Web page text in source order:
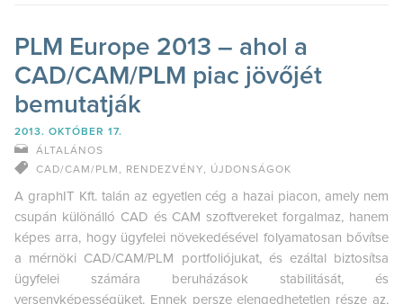
PLM Europe 2013 – ahol a
CAD/CAM/PLM piac jövőjét
bemutatják
2013. OKTÓBER 17.
ÁLTALÁNOS
CAD/CAM/PLM , RENDEZVÉNY, ÚJDONSÁGOK
A graphIT Kft. talán az egyetlen cég a hazai piacon, amely nem
csupán különálló CAD és CAM szoftvereket forgalmaz, hanem
képes arra, hogy ügyfelei növekedésével folyamatosan bővítse
a mérnöki CAD/CAM/PLM portfoliójukat, és ezáltal biztosítsa
ügyfelei számára beruházások stabilitását, és
versenyképességüket. Ennek persze elengedhetetlen része az,